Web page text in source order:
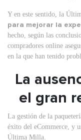
Y en este sentido, la
para mejorar la
hecho, según las
compradores online
en la que han tenido
La
el gran
La gestión de la
éxito del eCommerce, y
Última Milla.